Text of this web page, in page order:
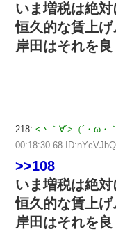
いま増税は絶
恒久的な賃上
岸田はそれを
218: <丶｀∀´>（´・ω
00:18:30.68
>>108
いま増税は絶
恒久的な賃上
岸田はそれを